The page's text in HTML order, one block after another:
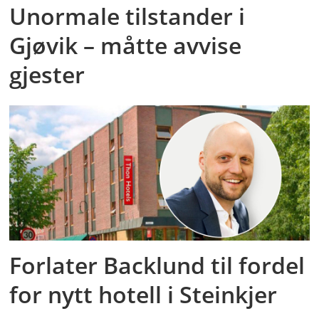
Unormale tilstander i
Gjøvik – måtte avvise
gjester
Forlater Backlund til fordel
for nytt hotell i Steinkjer